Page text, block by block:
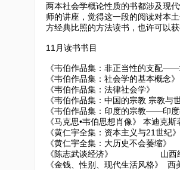
两本社会学概论性质的书都涉及现
师的讲座，觉得这一段的阅读对本
方经典比照的方法读书，也许可以
11月读书书目
《韦伯作品集：非正当性的支配
《韦伯作品集：社会学的基本概念》
《韦伯作品集：法律社会学》
《韦伯作品集：中国的宗教 宗教与
《韦伯作品集：印度的宗教——印
《马克思•韦伯思想肖像》 本迪克
《黄仁宇全集：资本主义与21世
《黄仁宇全集：大历史不会萎缩
《陈志武谈经济》 山西经
《金钱、性别、现代生活风格》